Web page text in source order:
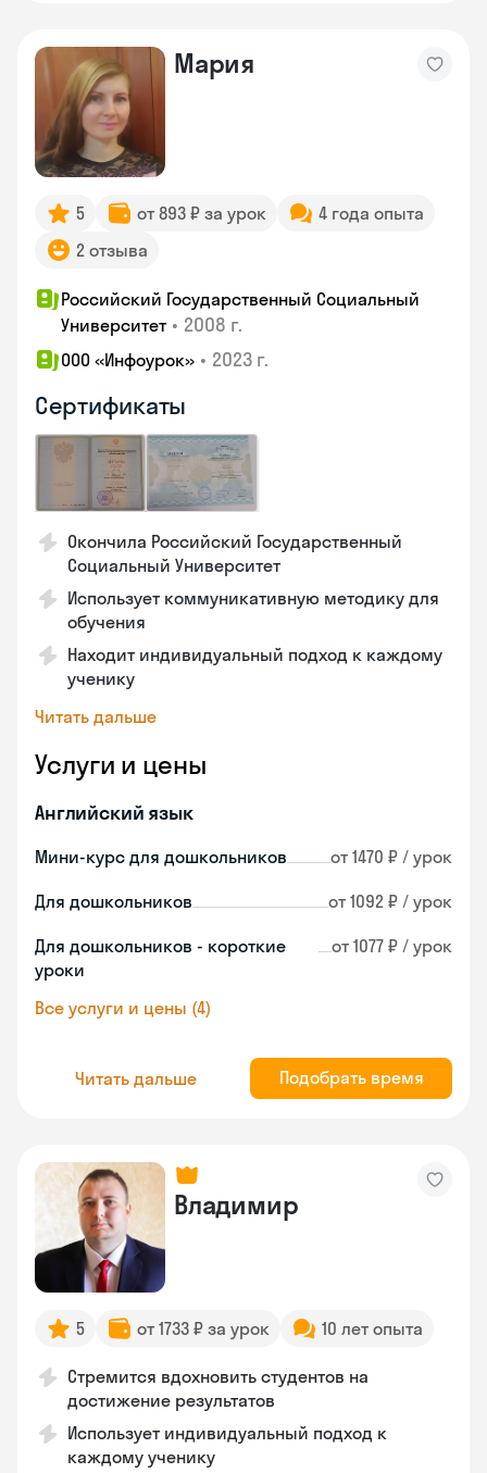
Мария
5 от 893 ₽ за урок
4 года опыта
2 отзыва
Российский Государственный Социальный
Университет • 2008 г.
ООО «Инфоурок» • 2023 г.
Сертификаты
Окончила Российский Государственный
Социальный Университет
Использует коммуникативную методику для
обучения
Находит индивидуальный подход к каждому
ученику
Читать дальше
Услуги и цены
Английский язык
Мини-курс для дошкольников от 1470 ₽ / урок
Для дошкольников от 1092 ₽ / урок
Для дошкольников - короткие
уроки
от 1077 ₽ / урок
Все услуги и цены (4)
Читать дальше Подобрать время
Владимир
5 от 1733 ₽ за урок 10 лет опыта
Стремится вдохновить студентов на
достижение результатов
Использует индивидуальный подход к
каждому ученику